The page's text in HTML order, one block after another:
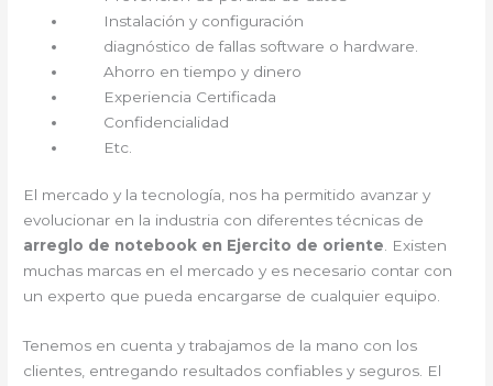
Instalación y configuración
diagnóstico de fallas software o hardware.
Ahorro en tiempo y dinero
Experiencia Certificada
Confidencialidad
Etc.
El mercado y la tecnología, nos ha permitido avanzar y
evolucionar en la industria con diferentes técnicas de
arreglo de notebook en Ejercito de oriente. Existen
muchas marcas en el mercado y es necesario contar con
un experto que pueda encargarse de cualquier equipo.
Tenemos en cuenta y trabajamos de la mano con los
clientes, entregando resultados confiables y seguros. El